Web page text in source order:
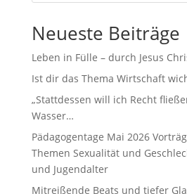
Neueste Beiträge
Leben in Fülle – durch Jesus
Ist dir das Thema Wirtschaft
„Stattdessen will ich Recht
Wasser…
Pädagogentage Mai 2026
Themen Sexualität und
und Jugendalter
Mitreißende Beats und tiefer